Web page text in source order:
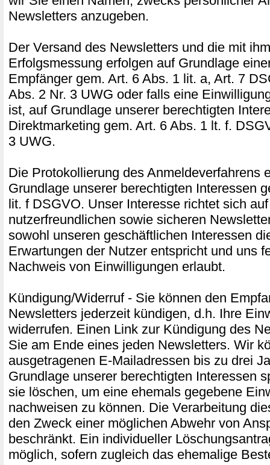
Newsletters anzugeben.
Der Versand des Newsletters und die mit
Erfolgsmessung erfolgen auf Grundlage
Empfänger gem. Art. 6 Abs. 1 lit. a, Art. 7
Abs. 2 Nr. 3 UWG oder falls eine
ist, auf Grundlage unserer berechtigten
Direktmarketing gem. Art. 6 Abs. 1 lt. f.
3 UWG.
Die Protokollierung des Anmeldeverfahrens
Grundlage unserer berechtigten Interessen
lit. f DSGVO. Unser Interesse richtet sich
nutzerfreundlichen sowie sicheren
sowohl unseren geschäftlichen Interessen
Erwartungen der Nutzer entspricht und uns
Nachweis von Einwilligungen erlaubt.
Kündigung/Widerruf - Sie können den
Newsletters jederzeit kündigen, d.h. Ihre
widerrufen. Einen Link zur Kündigung des
Sie am Ende eines jeden Newsletters. Wir
ausgetragenen E-Mailadressen bis zu drei
Grundlage unserer berechtigten Interessen
sie löschen, um eine ehemals gegebene
nachweisen zu können. Die Verarbeitung
den Zweck einer möglichen Abwehr von
beschränkt. Ein individueller
möglich, sofern zugleich das ehemalige